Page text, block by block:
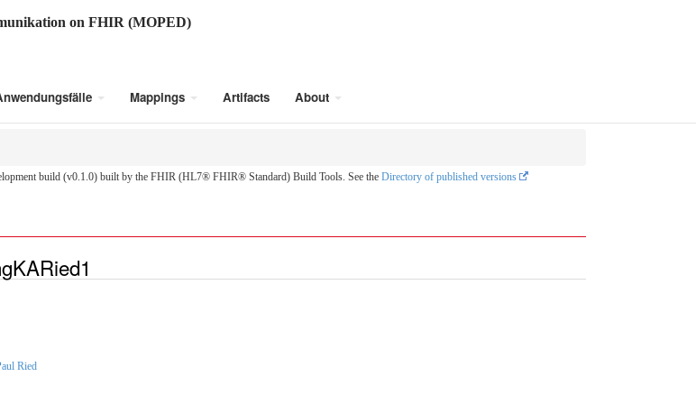
on FHIR (MOPED)
Mappings Artifacts About
build (v0.1.0) built by the FHIR (HL7® FHIR® Standard) Build Tools. See the Directory of published versions
Ried